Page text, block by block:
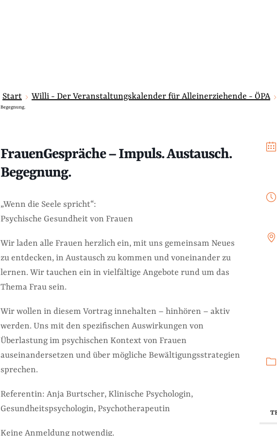
Start Willi - Der Veranstaltungskalender für Alleinerziehende - ÖPA
Begegnung.
FrauenGespräche – Impuls. Austausch.
Begegnung.
„Wenn die Seele spricht“:
Psychische Gesundheit von Frauen
Wir laden alle Frauen herzlich ein, mit uns gemeinsam Neues
zu entdecken, in Austausch zu kommen und voneinander zu
lernen. Wir tauchen ein in vielfältige Angebote rund um das
Thema Frau sein.
Wir wollen in diesem Vortrag innehalten – hinhören – aktiv
werden. Uns mit den spezifischen Auswirkungen von
Überlastung im psychischen Kontext von Frauen
auseinandersetzen und über mögliche Bewältigungsstrategien
sprechen.
Referentin: Anja Burtscher, Klinische Psychologin,
Gesundheitspsychologin, Psychotherapeutin
Keine Anmeldung notwendig.